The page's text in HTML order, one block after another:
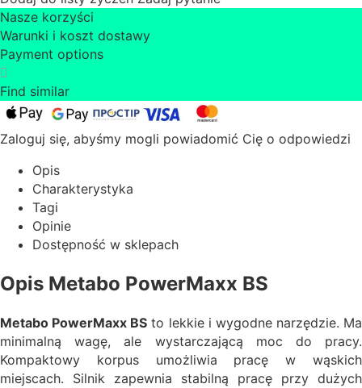
Nasze korzyści
Warunki i koszt dostawy
Payment options
Find similar
Zaloguj się, abyśmy mogli powiadomić Cię o odpowiedzi
Opis
Charakterystyka
Tagi
Opinie
Dostępność w sklepach
Opis Metabo PowerMaxx BS
Metabo PowerMaxx BS to lekkie i wygodne narzędzie. Ma
minimalną wagę, ale wystarczającą moc do pracy.
Kompaktowy korpus umożliwia pracę w wąskich
miejscach. Silnik zapewnia stabilną pracę przy dużych